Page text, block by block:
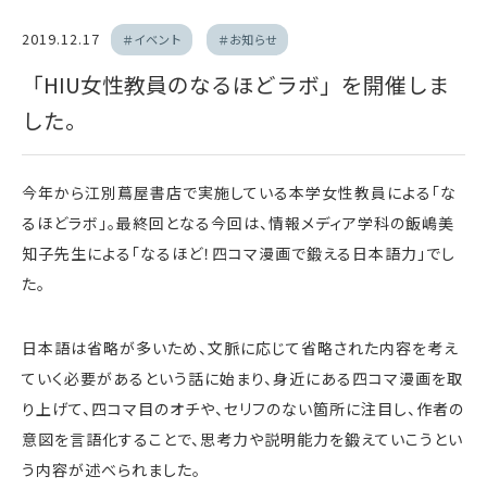
2019.12.17 ＃イベント ＃お知らせ
「HIU女性教員のなるほどラボ」を開催しま
した。
今年から江別蔦屋書店で実施している本学女性教員による「な
るほどラボ」。最終回となる今回は、情報メディア学科の飯嶋美
知子先生による「なるほど！四コマ漫画で鍛える日本語力」でし
た。
日本語は省略が多いため、文脈に応じて省略された内容を考え
ていく必要があるという話に始まり、身近にある四コマ漫画を取
り上げて、四コマ目のオチや、セリフのない箇所に注目し、作者の
意図を言語化することで、思考力や説明能力を鍛えていこうとい
う内容が述べられました。